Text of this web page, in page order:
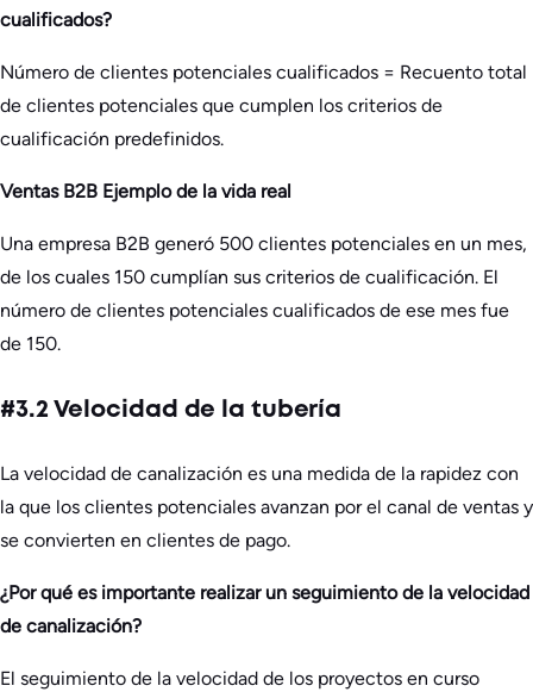
cualificados?
Número de clientes potenciales cualificados = Recuento total
de clientes potenciales que cumplen los criterios de
cualificación predefinidos.
Ventas B2B Ejemplo de la vida real
Una empresa B2B generó 500 clientes potenciales en un mes,
de los cuales 150 cumplían sus criterios de cualificación. El
número de clientes potenciales cualificados de ese mes fue
de 150.
#3.2 Velocidad de la tubería
La velocidad de canalización es una medida de la rapidez con
la que los clientes potenciales avanzan por el canal de ventas y
se convierten en clientes de pago.
¿Por qué es importante realizar un seguimiento de la velocidad
de canalización?
El seguimiento de la velocidad de los proyectos en curso